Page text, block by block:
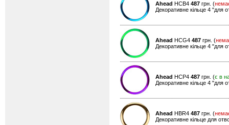
Ahead HCB4 487 грн. (
Декоративне кільце 4 "для
Ahead HCG4 487 грн. (
Декоративне кільце 4 "для
Ahead HCP4 487 грн. (є в
Декоративне кільце 4 "для
Ahead HBR4 487 грн. (
Декоративне кільце для